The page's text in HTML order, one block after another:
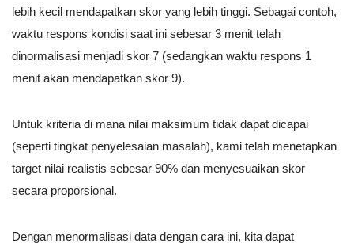
lebih kecil mendapatkan skor yang lebih tinggi. Sebagai contoh,
waktu respons kondisi saat ini sebesar 3 menit telah
dinormalisasi menjadi skor 7 (sedangkan waktu respons 1
menit akan mendapatkan skor 9).
Untuk kriteria di mana nilai maksimum tidak dapat dicapai
(seperti tingkat penyelesaian masalah), kami telah menetapkan
target nilai realistis sebesar 90% dan menyesuaikan skor
secara proporsional.
Dengan menormalisasi data dengan cara ini, kita dapat